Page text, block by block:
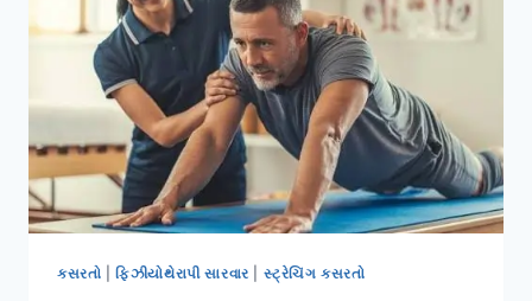
પેઈન
થ્રેશોલ્ડ
વધારવો.
કસરતો |ફિઝીયોથેરાપી સારવાર સ્ટ્રેચિંગ કસરતો